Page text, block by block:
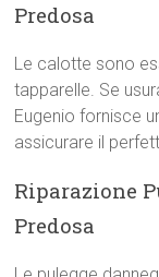
Predosa
Le calotte sono
tapparelle. Se
Eugenio fornisce
assicurare il
Riparazione
Predosa